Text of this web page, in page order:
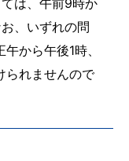
、いずれの問
から午後1時、
られませんので